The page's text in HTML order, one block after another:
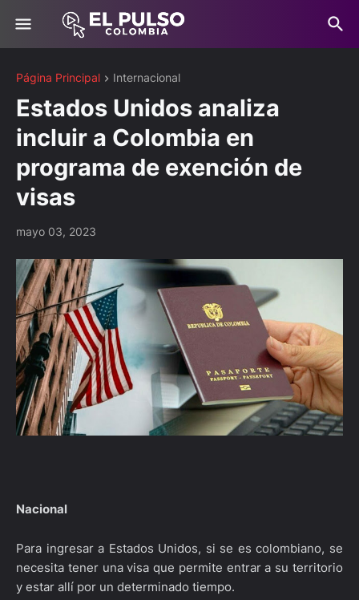
Página Principal Internacional
Estados Unidos analiza
incluir a Colombia en
programa de exención de
visas
mayo 03, 2023
Nacional
Para ingresar a Estados Unidos, si se es colombiano, se
necesita tener una visa que permite entrar a su territorio
y estar allí por un determinado tiempo.